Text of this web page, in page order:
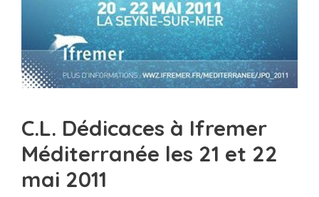
C.L. Dédicaces à Ifremer
Méditerranée les 21 et 22
mai 2011